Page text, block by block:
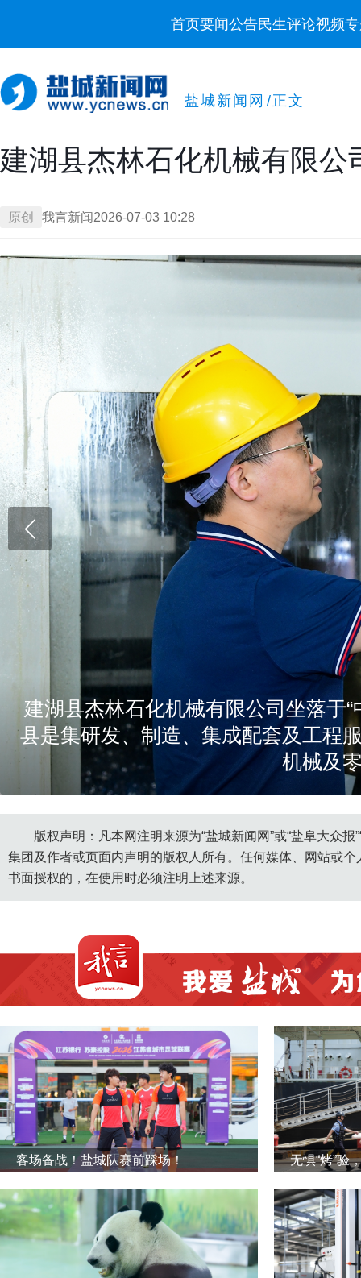
首页要闻公告民生评论视频
盐城新闻网 /正文
建湖县杰林石化机械有限公
原创 我言新闻 2026-07-03 10:28
建湖县杰林石化机械有限公司坐落
县是集研发、制造、集成配套及工程
机械及
版权声明：凡本网注明来源为“盐城新闻网”或“盐阜大众
集团及作者或页面内声明的版权人所有。任何媒体、网站或
书面授权的，在使用时必须注明上述来源。
客场备战！盐城队赛前踩场！ 无惧“烤”验